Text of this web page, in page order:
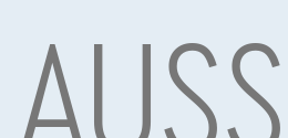
Sous réserve
Mobility S.A., agent in